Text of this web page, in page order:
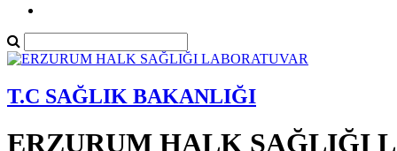
T.C SAĞLIK BAKANLIĞI
ERZURUM HALK SAĞLIĞI